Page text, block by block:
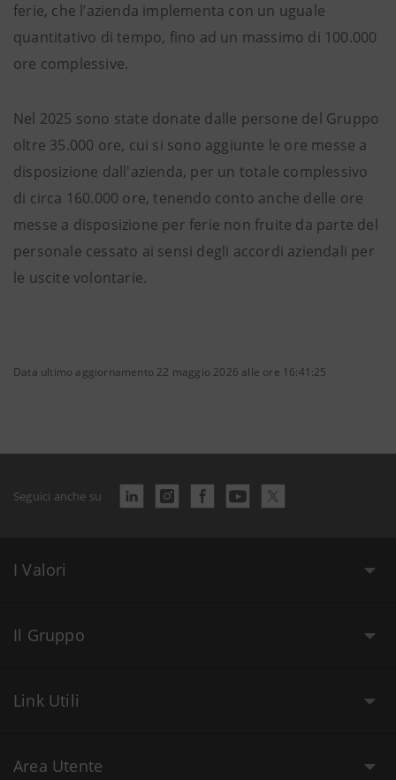
ferie, che l’azienda implementa con un uguale
quantitativo di tempo, fino ad un massimo di 100.000
ore complessive.
Nel 2025 sono state donate dalle persone del Gruppo
oltre 35.000 ore, cui si sono aggiunte le ore messe a
disposizione dall'azienda, per un totale complessivo
di circa 160.000 ore, tenendo conto anche delle ore
messe a disposizione per ferie non fruite da parte del
personale cessato ai sensi degli accordi aziendali per
le uscite volontarie.
Data ultimo aggiornamento 22 maggio 2026 alle ore 16:41:25
Seguici anche su
I Valori
Il Gruppo
Link Utili
Area Utente